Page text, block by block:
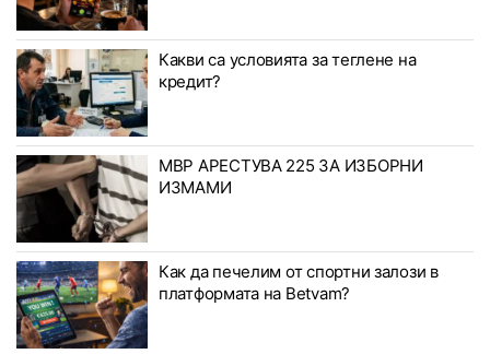
Какви са условията за теглене на
кредит?
МВР АРЕСТУВА 225 ЗА ИЗБОРНИ
ИЗМАМИ
Как да печелим от спортни залози в
платформата на Betvam?